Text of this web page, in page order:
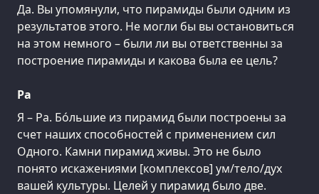
Да. Вы упомянули, что пирамиды были одним из
результатов этого. Не могли бы вы остановиться
на этом немного – были ли вы ответственны за
построение пирамиды и какова была ее цель?
Ра
Я – Ра. Бо́льшие из пирамид были построены за
счет наших способностей с применением сил
Одного. Камни пирамид живы. Это не было
понято искажениями [комплексов] ум/тело/дух
вашей культуры. Целей у пирамид было две.